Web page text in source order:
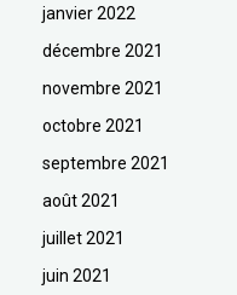
janvier 2022
décembre 2021
novembre 2021
octobre 2021
septembre 2021
août 2021
juillet 2021
juin 2021